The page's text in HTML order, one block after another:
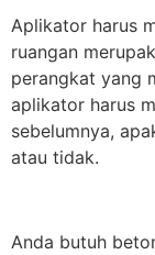
Aplikator harus
ruangan
perangkat yang
aplikator harus
sebelumnya,
atau tidak.
Anda butuh